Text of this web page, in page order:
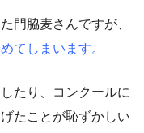
門脇麦さんですが、
てしまいます。
たり、コンクールに
たことが恥ずかしい